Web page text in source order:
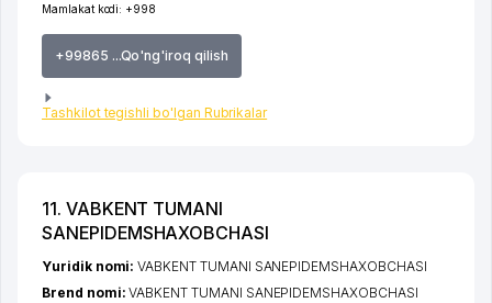
Mamlakat kodi: +998
+99865 ...Qo'ng'iroq qilish
Tashkilot tegishli bo'lgan Rubrikalar
11. VABKENT TUMANI
SANEPIDEMSHAXOBCHASI
Yuridik nomi:VABKENT TUMANI SANEPIDEMSHAXOBCHASI
Brend nomi:VABKENT TUMANI SANEPIDEMSHAXOBCHASI